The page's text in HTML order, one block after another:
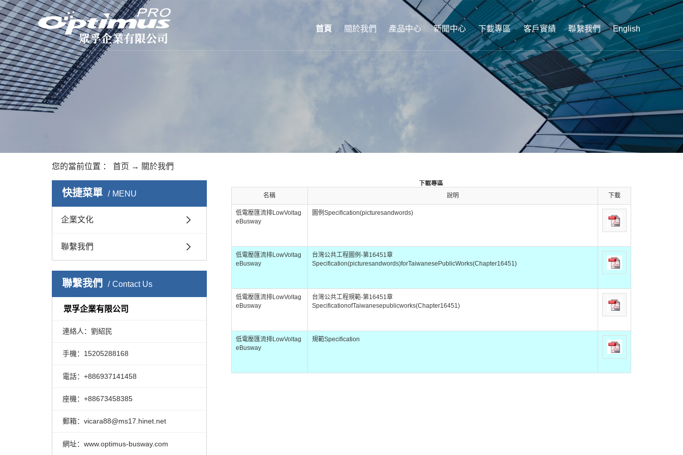
首頁 關於我們 產品中心 新聞中心 下載專區 客戶實績 聯繫我們 English
您的當前位置 ： 首页 → 關於我們
快捷菜單 MENU
企業文化
聯繫我們
聯繫我們 Contact Us
眾孚企業有限公司
連絡人：劉紹民
手機：15205288168
電話：+886937141458
座機：+88673458385
郵箱：vicara88@ms17.hinet.net
網址：www.optimus-busway.com
下載專區
名稱
說明 下載
低電壓匯流排LowVoltag
eBusway
圖例Specification(picturesandwords)
低電壓匯流排LowVoltag
eBusway
台灣公共工程圖例-第16451章
Specification(picturesandwords)forTaiwanesePublicWorks(Chapter16451)
低電壓匯流排LowVoltag
eBusway
台灣公共工程規範-第16451章
SpecificationofTaiwanesepublicworks(Chapter16451)
低電壓匯流排LowVoltag
eBusway
規範Specification